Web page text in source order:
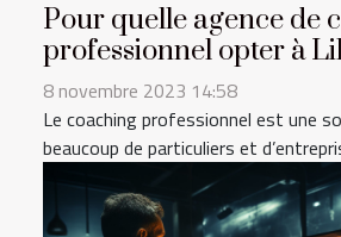
Pour quelle agence de
professionnel opter à
8 novembre 2023 14:58
Le coaching professionnel est une
beaucoup de particuliers et